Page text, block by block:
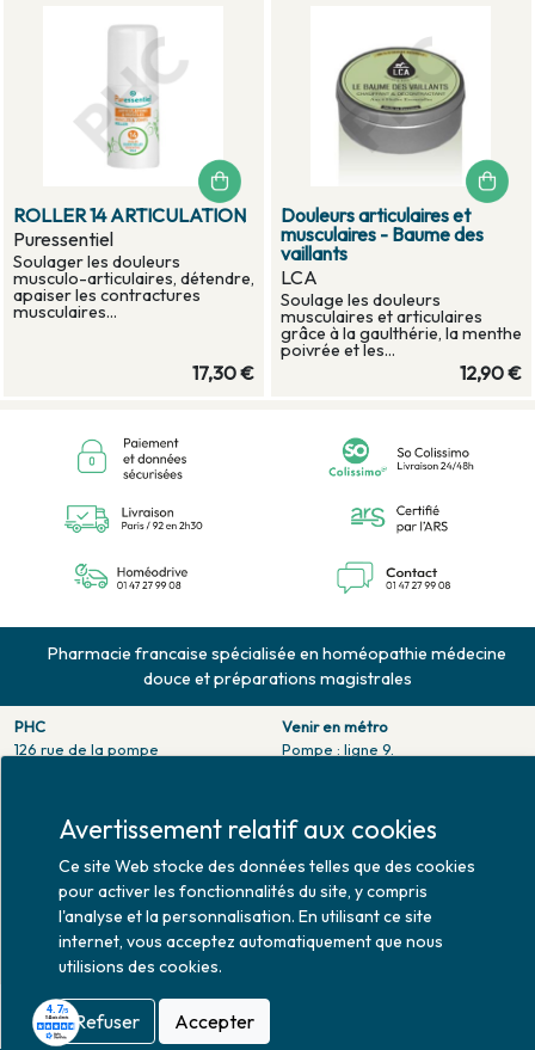
ROLLER 14 ARTICULATION
Puressentiel
Soulager les douleurs
musculo-articulaires, détendre,
apaiser les contractures
musculaires...
17,30 €
Douleurs articulaires et
musculaires - Baume des
vaillants
LCA
Soulage les douleurs
musculaires et articulaires
grâce à la gaulthérie, la menthe
poivrée et les...
12,90 €
Pharmacie francaise spécialisée en homéopathie médecine
douce et préparations magistrales
PHC
126 rue de la pompe
Fax. 01 47 55 03 61
Horaires d'ouverture
Lundi : 10h30 - 20h00
Mardi au vendredi : 9h00 -
20h00
Samedi : 9h30 - 20h00
Venir en métro
Pompe : ligne 9.
Venir en bus
Jean Monet : ligne 52.
Avertissement relatif aux cookies
Ce site Web stocke des données telles que des cookies
pour activer les fonctionnalités du site, y compris
l'analyse et la personnalisation. En utilisant ce site
internet, vous acceptez automatiquement que nous
utilisions des cookies.
Refuser Accepter